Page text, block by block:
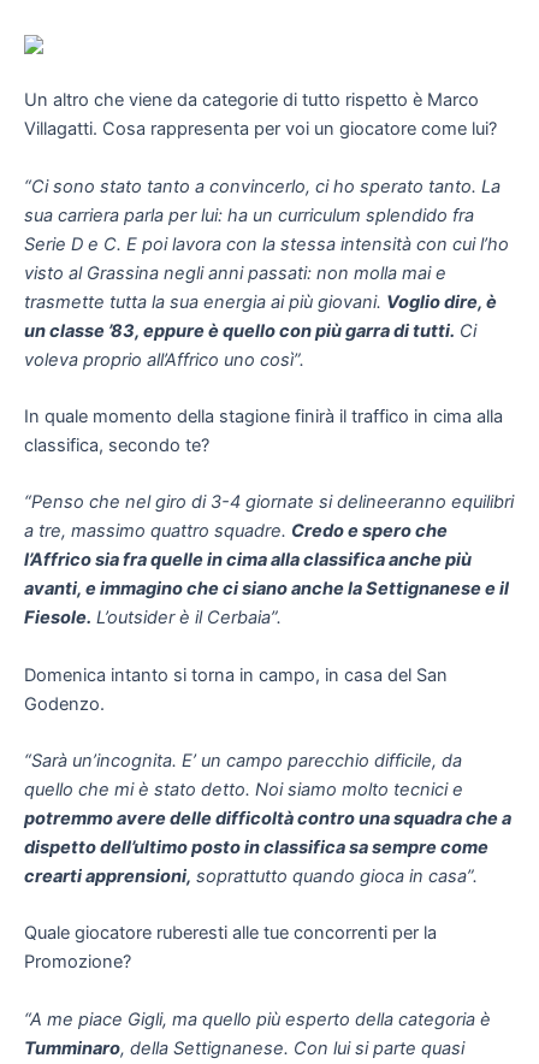
Un altro che viene da categorie di tutto rispetto è Marco
Villagatti. Cosa rappresenta per voi un giocatore come lui?
“Ci sono stato tanto a convincerlo, ci ho sperato tanto. La
sua carriera parla per lui: ha un curriculum splendido fra
Serie D e C. E poi lavora con la stessa intensità con cui l’ho
visto al Grassina negli anni passati: non molla mai e
trasmette tutta la sua energia ai più giovani. Voglio dire, è
un classe ’83, eppure è quello con più garra di tutti. Ci
voleva proprio all’Affrico uno così”.
In quale momento della stagione finirà il traffico in cima alla
classifica, secondo te?
“Penso che nel giro di 3-4 giornate si delineeranno equilibri
a tre, massimo quattro squadre. Credo e spero che
l’Affrico sia fra quelle in cima alla classifica anche più
avanti, e immagino che ci siano anche la Settignanese e il
Fiesole. L’outsider è il Cerbaia”.
Domenica intanto si torna in campo, in casa del San
Godenzo.
“Sarà un’incognita. E’ un campo parecchio difficile, da
quello che mi è stato detto. Noi siamo molto tecnici e
potremmo avere delle difficoltà contro una squadra che a
dispetto dell’ultimo posto in classifica sa sempre come
crearti apprensioni, soprattutto quando gioca in casa”.
Quale giocatore ruberesti alle tue concorrenti per la
Promozione?
“A me piace Gigli, ma quello più esperto della categoria è
Tumminaro, della Settignanese. Con lui si parte quasi